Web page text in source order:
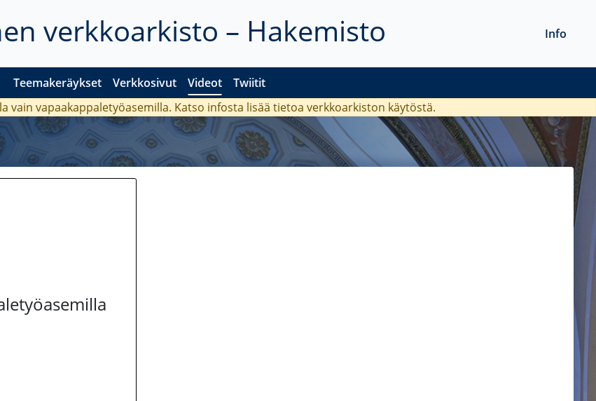
verkkoarkisto – Hakemisto
Teemakeräykset Verkkosivut Videot Twiitit
Info
vain vapaakappaletyöasemilla. Katso infosta lisää tietoa verkkoarkiston käytöstä.